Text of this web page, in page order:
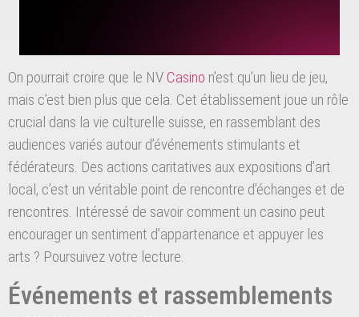
On pourrait croire que le NV Casino n’est qu’un lieu de jeu,
mais c’est bien plus que cela. Cet établissement joue un rôle
crucial dans la vie culturelle suisse, en rassemblant des
audiences variés autour d’événements stimulants et
fédérateurs. Des actions caritatives aux expositions d’art
local, c’est un véritable point de rencontre d’échanges et de
rencontres. Intéressé de savoir comment un casino peut
encourager un sentiment d’appartenance et appuyer les
arts ? Poursuivez votre lecture.
Événements et rassemblements